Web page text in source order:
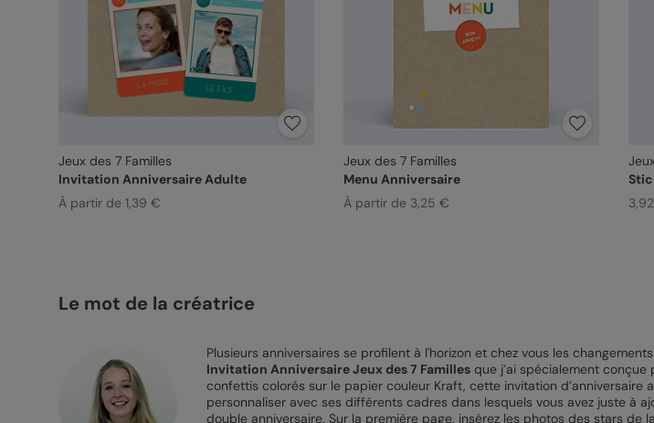
Jeux des 7 Familles
Invitation Anniversaire Adulte
À partir de 1,39 €
Jeux des 7 Familles
Menu Anniversaire
À partir de 3,25 €
Le mot de la créatrice
Plusieurs anniversaires se profilent à l'horizon et chez vous les
Invitation Anniversaire Jeux des 7 Famillesque j’ai spécialement conçue
confettis colorés sur le papier couleur Kraft, cette invitation d’anniversaire
personnaliser avec ses différents cadres dans lesquels vous avez juste à
double anniversaire. Sur la première page, insérez les photos des stars